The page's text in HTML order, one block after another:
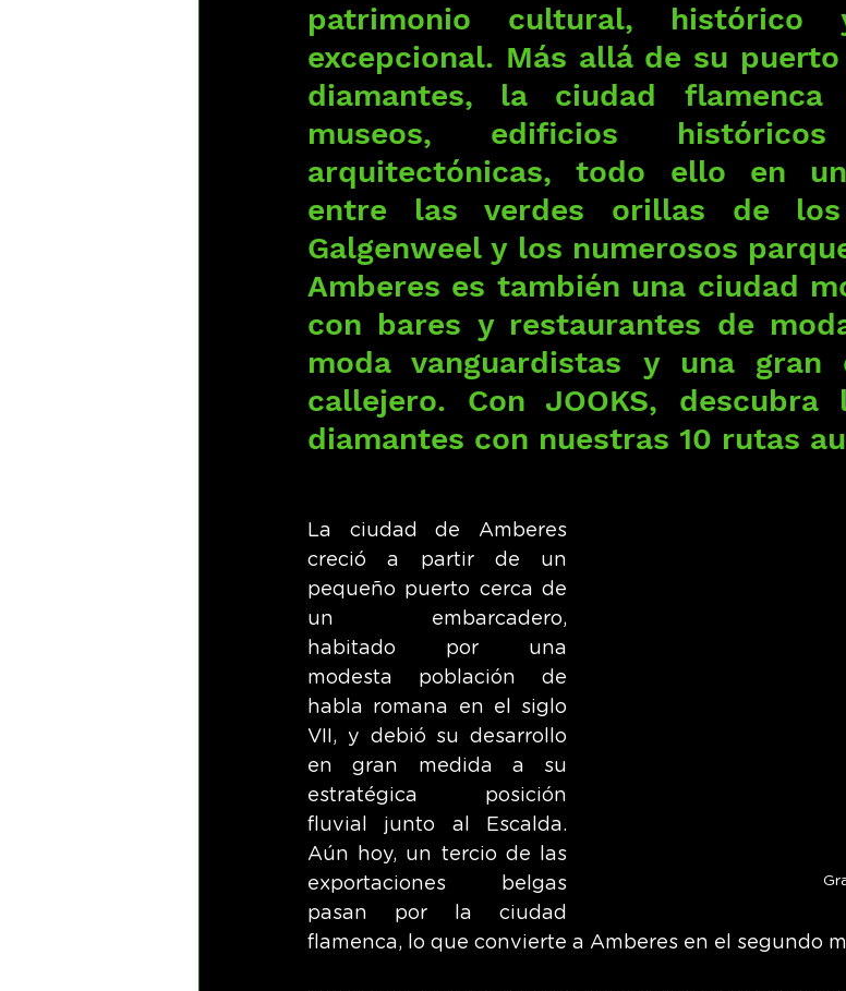
patrimonio cultural, histórico
excepcional. Más allá de su
diamantes, la ciudad
museos, edificios
arquitectónicas, todo ello en
entre las verdes orillas de
Galgenweel y los numerosos
Amberes es también una ciudad
con bares y restaurantes de
moda vanguardistas y una
callejero. Con JOOKS,
diamantes con nuestras 10 rutas
La ciudad de Amberes
creció a partir de un
pequeño puerto cerca de
un embarcadero,
habitado por una
modesta población de
habla romana en el siglo
VII, y debió su desarrollo
en gran medida a su
estratégica posición
fluvial junto al Escalda.
Aún hoy, un tercio de las
exportaciones belgas
pasan por la ciudad
flamenca, lo que convierte a Amberes en el segundo